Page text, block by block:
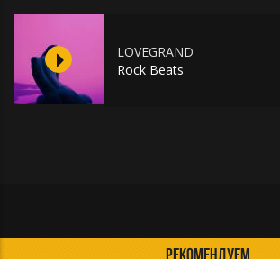
LOVEGRAND
Rock Beats